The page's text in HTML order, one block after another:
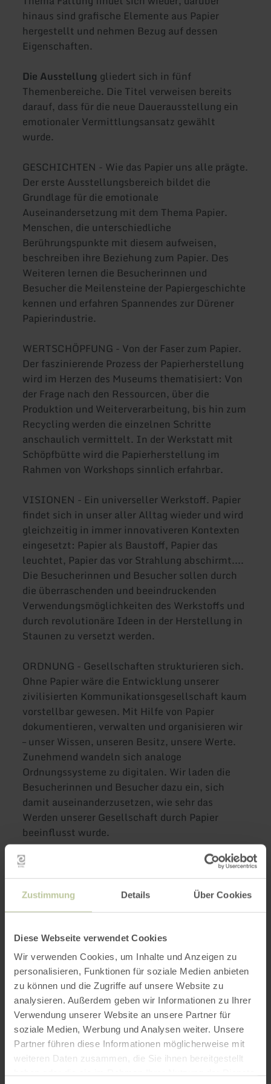
Zustimmung Details Über Cookies
Diese Webseite verwendet Cookies
Wir verwenden Cookies, um Inhalte und Anzeigen zu
personalisieren, Funktionen für soziale Medien anbieten
zu können und die Zugriffe auf unsere Website zu
analysieren. Außerdem geben wir Informationen zu Ihrer
Verwendung unserer Website an unsere Partner für
soziale Medien, Werbung und Analysen weiter. Unsere
Partner führen diese Informationen möglicherweise mit
weiteren Daten zusammen, die Sie ihnen bereitgestellt
hinaus sind grafische Elemente aus Papier
hergestellt und nehmen Bezug auf dessen
Eigenschaften.
Die Ausstellung gliedert sich in fünf
Themenbereiche. Die Titel verweisen bereits
darauf, dass für die neue Dauerausstellung ein
emotionaler Vermittlungsansatz gewählt
wurde.
GESCHICHTEN - Wie das Papier uns alle prägte.
Der erste Ausstellungsbereich bildet die
Grundlage für die emotionale
Auseinandersetzung mit dem Thema Papier.
Menschen, die unterschiedliche
Berührungspunkte mit diesem aufweisen,
beschreiben ihre Beziehung zum Papier. Des
Weiteren lernen die Besucherinnen und
Besucher die Meilensteine der Papiergeschichte
kennen und erfahren Spannendes zur Dürener
Papierindustrie.
WERTSCHÖPFUNG - Von der Faser zum Papier.
Der faszinierende Prozess der Papierherstellung
wird im Herzen des Museums thematisiert: Von
der Frage nach den Ressourcen, über die
Produktion und Weiterverarbeitung, bis hin zum
Recycling werden die einzelnen Schritte
anschaulich vermittelt. In der Werkstatt mit
Schöpfbütte wird die Papierherstellung im
Rahmen von Workshops sinnlich erfahrbar.
VISIONEN - Ein universeller Werkstoff. Papier
findet sich in unser aller Alltag wieder und wird
gleichzeitig in immer innovativeren Kontexten
eingesetzt: Papier als Baustoff, Papier das
leuchtet, Papier das vor Strahlung abschirmt....
Die Besucherinnen und Besucher sollen durch
die überraschenden und beeindruckenden
Verwendungsmöglichkeiten des Werkstoffs und
durch revolutionäre Ideen in der Herstellung in
Staunen zu versetzt werden.
ORDNUNG - Gesellschaften strukturieren sich.
Ohne Papier wäre die Entwicklung unserer
zivilisierten Kommunikationsgesellschaft kaum
vorstellbar gewesen. Mit Hilfe von Papier
dokumentieren, verwalten und organisieren wir
– unser Wissen, unseren Besitz, unsere Werte.
Zunehmend wandeln sich analoge
Ordnungssysteme zu digitalen. Wir laden die
Besucherinnen und Besucher dazu ein, sich
damit auseinanderzusetzen, wie sehr das
Werden unserer Gesellschaft durch Papier
beeinflusst wurde.
KÜNSTE - Ausdruck auf und aus Papier. Der
letzte Ausstellungsbereich widmet sich
verstärkt der einzigartigen Sammlung des
Papiermuseums. Der Bereich fungiert als
Bestandteil der Dauerausstellung
unterschiedliche Themen präsentiert.
Galerieartig werden unterschiedliche
Sammlungsschwerpunkte präsentiert.
In der architektonisch herausragenden
Papierwerkstatt findet ein großer Teil des
museumspädagogischen Programms statt. Hier
können jedoch auch Einzelbesucherinnen und
Besucher kreativ werden. In diesem Ansatz